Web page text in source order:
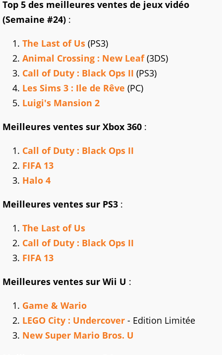
Top 5 des meilleures ventes de jeux vidéo
(Semaine #24) :
The Last of Us (PS3)
Animal Crossing : New Leaf(3DS)
Call of Duty : Black Ops II (PS3)
Les Sims 3 : Ile de Rêve (PC)
Luigi's Mansion 2
Meilleures ventes sur Xbox 360 :
Call of Duty : Black Ops II
FIFA 13
Halo 4
Meilleures ventes sur PS3 :
The Last of Us
Call of Duty : Black Ops II
FIFA 13
Meilleures ventes sur Wii U :
Game & Wario
LEGO City : Undercover - Edition Limitée
New Super Mario Bros. U